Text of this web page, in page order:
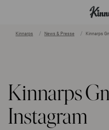
Kinnarps News & Presse Kinnarps
Kinnarps
Instagram